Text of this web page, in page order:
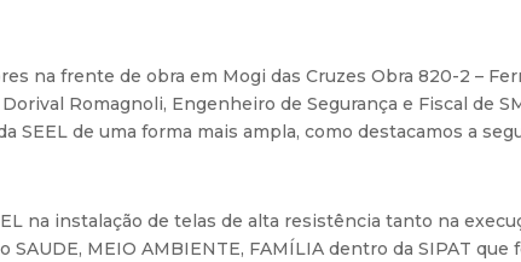
na frente de obra em Mogi das Cruzes Obra 820-2 –
Romagnoli, Engenheiro de Segurança e Fiscal de
SEEL de uma forma mais ampla, como destacamos a
na instalação de telas de alta resistência tanto na
SAUDE, MEIO AMBIENTE, FAMÍLIA dentro da SIPAT